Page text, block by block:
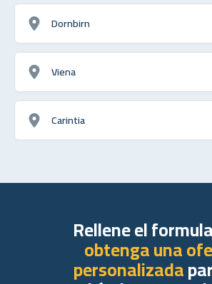
Dornbirn
Viena
Carintia
Rellene el
obtenga una
personalizada